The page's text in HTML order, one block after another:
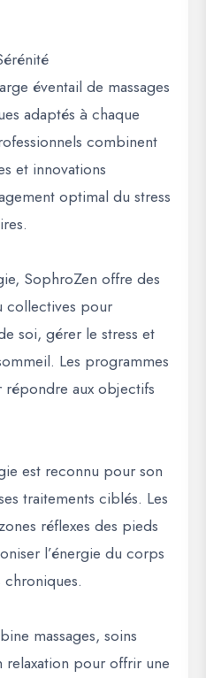
éventail de massages
adaptés à chaque
combinent
et innovations
optimal du stress
SophroZen offre des
collectives pour
soi, gérer le stress et
Les programmes
répondre aux objectifs
est reconnu pour son
traitements ciblés. Les
réflexes des pieds
l’énergie du corps
massages, soins
pour offrir une